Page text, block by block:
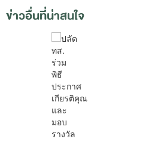
ข่าวอื่นที่น่าสนใจ